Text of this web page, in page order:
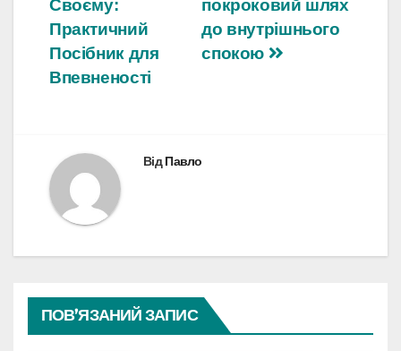
покроковий шлях
до внутрішнього
спокою
Своєму:
Практичний
Посібник для
Впевненості
ВідПавло
ПОВ’ЯЗАНИЙ ЗАПИС